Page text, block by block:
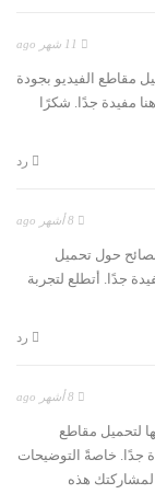
مقاطع الفيديو بجودة
مفيدة جدًا. شكرًا
رد
حول تحميل
جدًا. أتطلع لتجربة
رد
لتحميل مقاطع
جدًا. خاصةً التوضيحات
لمشاركتك هذه